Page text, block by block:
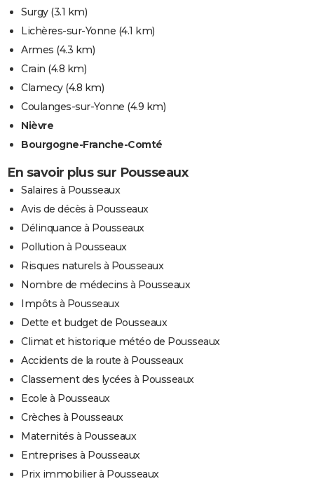
Surgy(3.1 km)
Lichères-sur-Yonne (4.1 km)
Armes (4.3 km)
Crain (4.8 km)
Clamecy(4.8 km)
Coulanges-sur-Yonne (4.9 km)
Nièvre
Bourgogne-Franche-Comté
En savoir plus sur Pousseaux
Salaires à Pousseaux
Avis de décès à Pousseaux
Délinquance à Pousseaux
Pollution à Pousseaux
Risques naturels à Pousseaux
Nombre de médecins à Pousseaux
Impôts à Pousseaux
Dette et budget de Pousseaux
Climat et historique météo de Pousseaux
Accidents de la route à Pousseaux
Classement des lycées à Pousseaux
Ecole à Pousseaux
Crèches à Pousseaux
Maternités à Pousseaux
Entreprises à Pousseaux
Prix immobilier à Pousseaux